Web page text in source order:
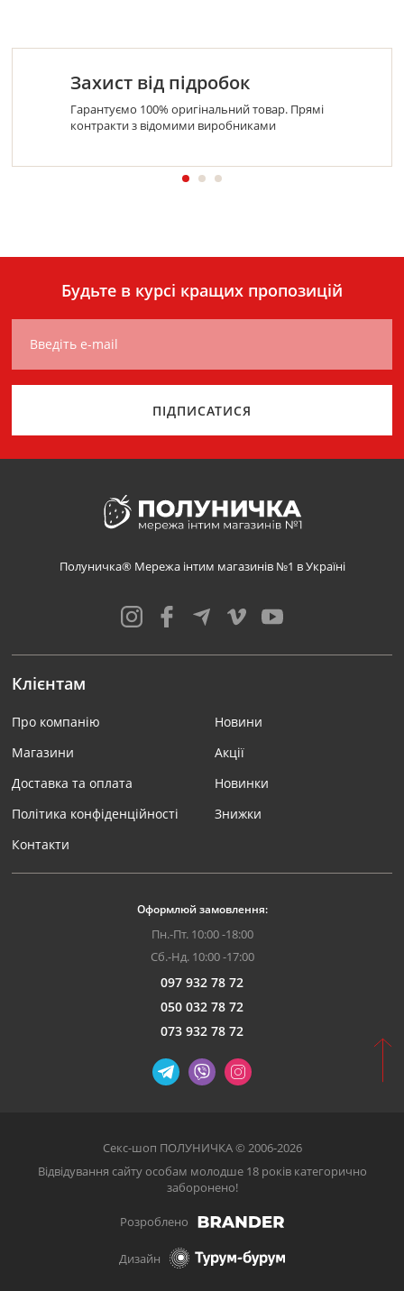
Захист від підробок
Гарантуємо 100% оригінальний товар. Прямі
контракти з відомими виробниками
Будьте в курсі кращих пропозицій
Введіть e-mail
ПІДПИСАТИСЯ
Полуничка® Мережа інтим магазинів №1 в Україні
Клієнтам
Про компанію
Магазини
Доставка та оплата
Політика конфіденційності
Контакти
Новини
Акції
Новинки
Знижки
Оформлюй замовлення:
Пн.-Пт. 10:00 -18:00
Сб.-Нд. 10:00 -17:00
097 932 78 72
050 032 78 72
073 932 78 72
Секс-шоп ПОЛУНИЧКА © 2006-2026
Відвідування сайту особам молодше 18 років категорично
заборонено!
Розроблено
Дизайн